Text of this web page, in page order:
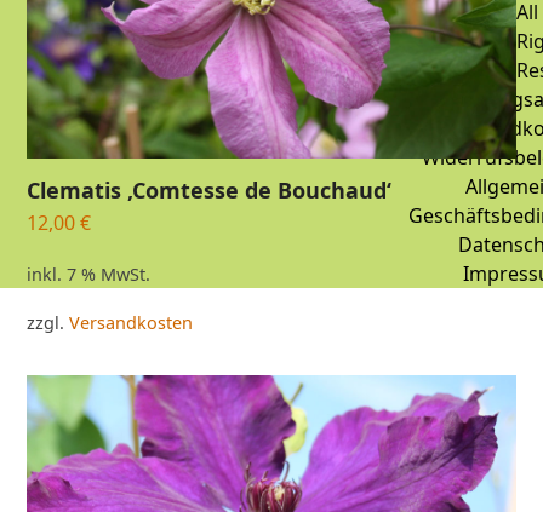
Clematis ‚Comtesse de Bouchaud‘
12,00€
inkl. 7 % MwSt.
zzgl.Versandkosten
All